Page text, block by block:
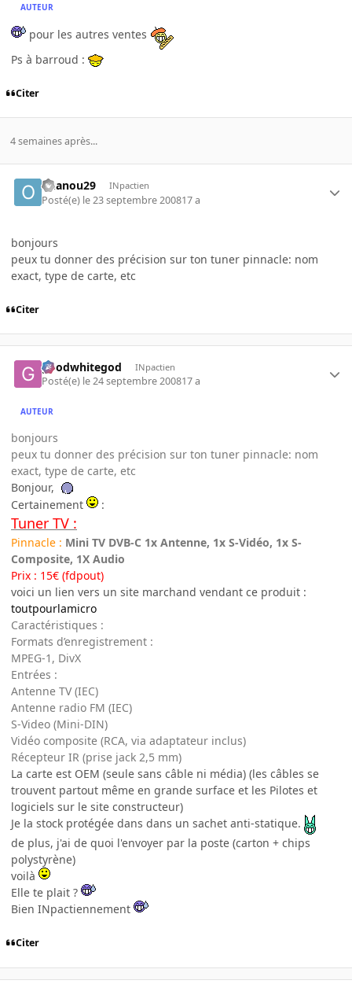
AUTEUR
pour les autres ventes
Ps à barroud :
Citer
4 semaines après...
ouanou29 INpactien
Posté(e) le 23 septembre 200817 a
bonjours
peux tu donner des précision sur ton tuner pinnacle: nom
exact, type de carte, etc
Citer
goodwhitegod INpactien
Posté(e) le 24 septembre 200817 a
AUTEUR
bonjours
peux tu donner des précision sur ton tuner pinnacle: nom
exact, type de carte, etc
Bonjour,
Certainement
:
Tuner TV :
Pinnacle : Mini TV DVB-C 1x Antenne, 1x S-Vidéo, 1x S-
Composite, 1X Audio
Prix : 15€ (fdpout)
voici un lien vers un site marchand vendant ce produit :
toutpourlamicro
Caractéristiques :
Formats d’enregistrement :
MPEG-1, DivX
Entrées :
Antenne TV (IEC)
Antenne radio FM (IEC)
S-Video (Mini-DIN)
Vidéo composite (RCA, via adaptateur inclus)
Récepteur IR (prise jack 2,5 mm)
La carte est OEM (seule sans câble ni média) (les câbles se
trouvent partout même en grande surface et les Pilotes et
logiciels sur le site constructeur)
Je la stock protégée dans dans un sachet anti-statique.
de plus, j'ai de quoi l'envoyer par la poste (carton + chips
polystyrène)
voilà
Elle te plait ?
Bien INpactiennement
Citer